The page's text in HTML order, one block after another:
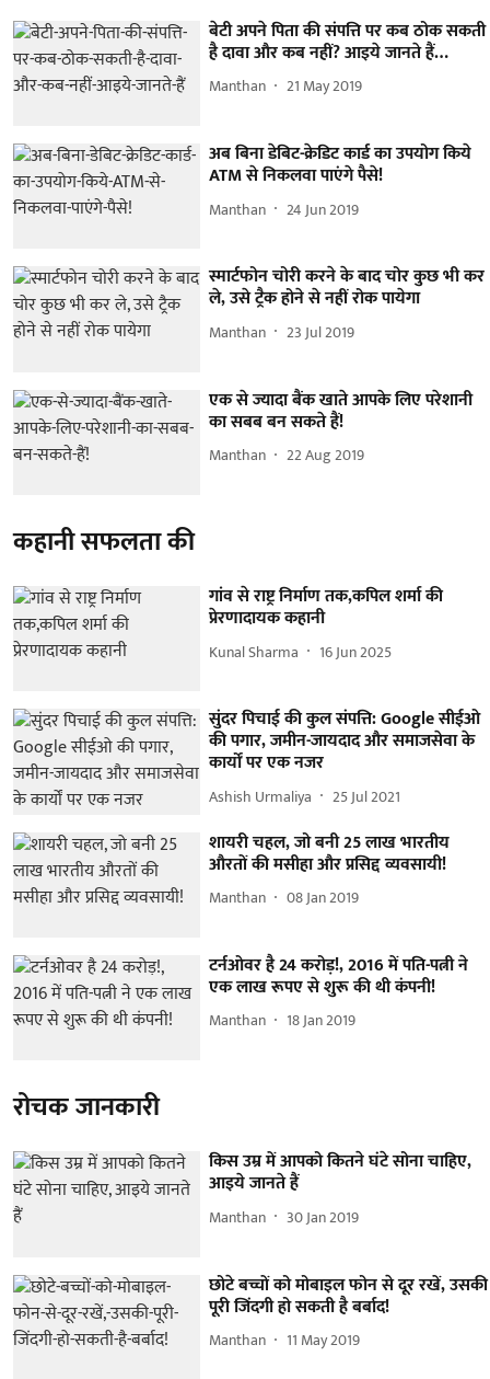
बेटी अपने पिता की संपत्ति पर कब ठोक सकती
है दावा और कब नहीं? आइये जानते हैं…
Manthan 21 May 2019
अब बिना डेबिट-क्रेडिट कार्ड का उपयोग किये
ATM से निकलवा पाएंगे पैसे!
Manthan 24 Jun 2019
स्मार्टफोन चोरी करने के बाद चोर कुछ भी कर
ले, उसे ट्रैक होने से नहीं रोक पायेगा
Manthan 23 Jul 2019
एक से ज्यादा बैंक खाते आपके लिए परेशानी
का सबब बन सकते हैं!
Manthan 22 Aug 2019
कहानी सफलता की
गांव से राष्ट्र निर्माण तक,कपिल शर्मा की
प्रेरणादायक कहानी
Kunal Sharma 16 Jun 2025
सुंदर पिचाई की कुल संपत्ति: Google सीईओ
की पगार, जमीन-जायदाद और समाजसेवा के
कार्यों पर एक नजर
Ashish Urmaliya 25 Jul 2021
शायरी चहल, जो बनी 25 लाख भारतीय
औरतों की मसीहा और प्रसिद्द व्यवसायी!
Manthan 08 Jan 2019
टर्नओवर है 24 करोड़!, 2016 में पति-पत्नी ने
एक लाख रूपए से शुरू की थी कंपनी!
Manthan 18 Jan 2019
रोचक जानकारी
किस उम्र में आपको कितने घंटे सोना चाहिए,
आइये जानते हैं
Manthan 30 Jan 2019
छोटे बच्चों को मोबाइल फोन से दूर रखें, उसकी
पूरी जिंदगी हो सकती है बर्बाद!
Manthan 11 May 2019